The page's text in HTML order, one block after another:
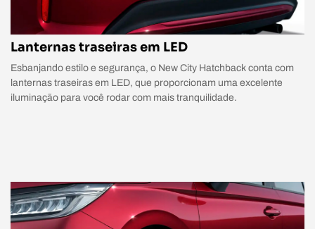
Lanternas traseiras em LED
Esbanjando estilo e segurança, o New City Hatchback conta com
lanternas traseiras em LED, que proporcionam uma excelente
iluminação para você rodar com mais tranquilidade.